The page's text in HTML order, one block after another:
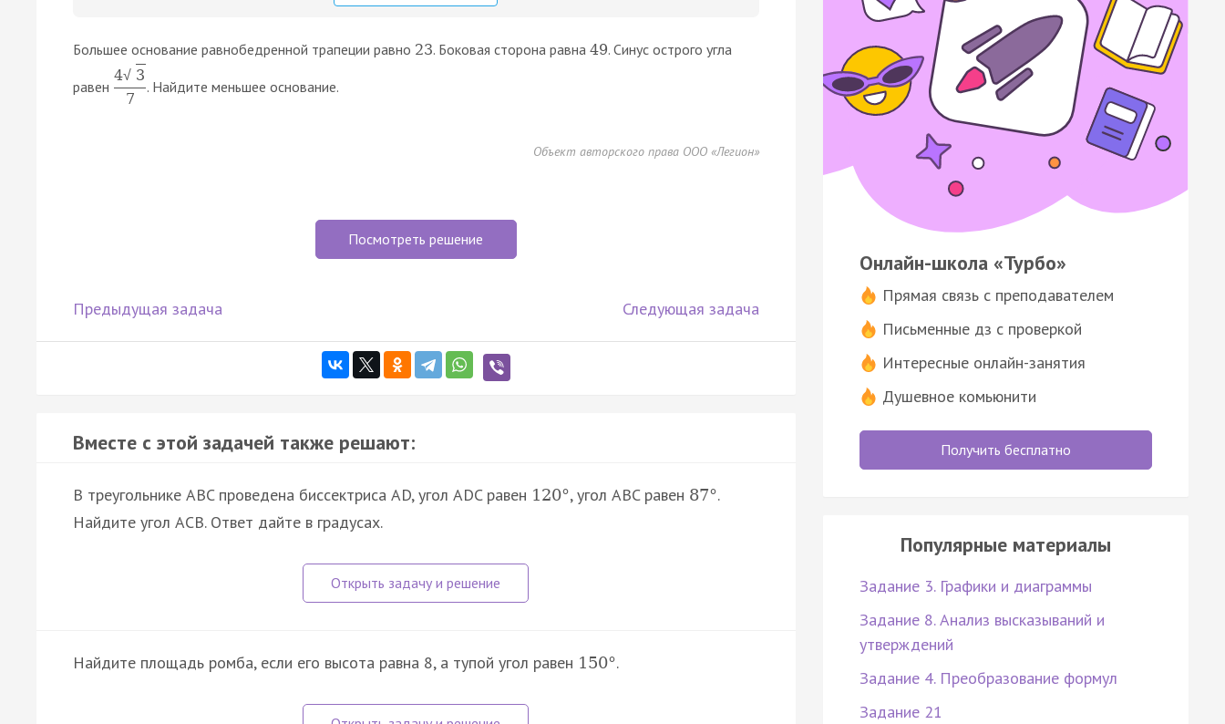
Большее основание равнобедренной трапеции равно 23. Боковая сторона равна 49. Синус острого угла
равен
4√ 3
7
. Найдите меньшее основание.
Объект авторского права ООО «Легион»
Посмотреть решение
Предыдущая задача Следующая задача
Вместе с этой задачей также решают:
В треугольнике ABC проведена биссектриса AD, угол ADC равен 120°, угол ABC равен 87°.
Найдите угол ACB. Ответ дайте в градусах.
Найдите площадь ромба, если его высота равна 8, а тупой угол равен 150°.
Онлайн-школа «Турбо»
Прямая связь с преподавателем
Письменные дз с проверкой
Интересные онлайн-занятия
Душевное комьюнити
Получить бесплатно
Популярные материалы
Задание 3. Графики и диаграммы
Задание 8. Анализ высказываний и
утверждений
Задание 4. Преобразование формул
Задание 21